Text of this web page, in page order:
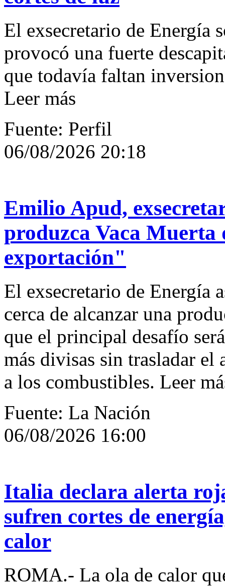
El exsecretario de Energía
provocó una fuerte
que todavía faltan
Leer más
Fuente: Perfil
06/08/2026 20:18
Emilio Apud,
produzca Vaca Muerta
exportación"
El exsecretario de Energía
cerca de alcanzar una
que el principal desafío
más divisas sin trasladar
a los combustibles. Leer
Fuente: La Nación
06/08/2026 16:00
Italia declara alerta
sufren cortes de
calor
ROMA.- La ola de calor